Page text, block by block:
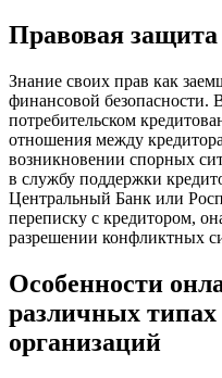
Правовая защита
Знание своих прав как
финансовой безопасности.
потребительском
отношения между
возникновении спорных
в службу поддержки
Центральный Банк или
переписку с кредитором,
разрешении конфликтных
Особенности
различных
организаций